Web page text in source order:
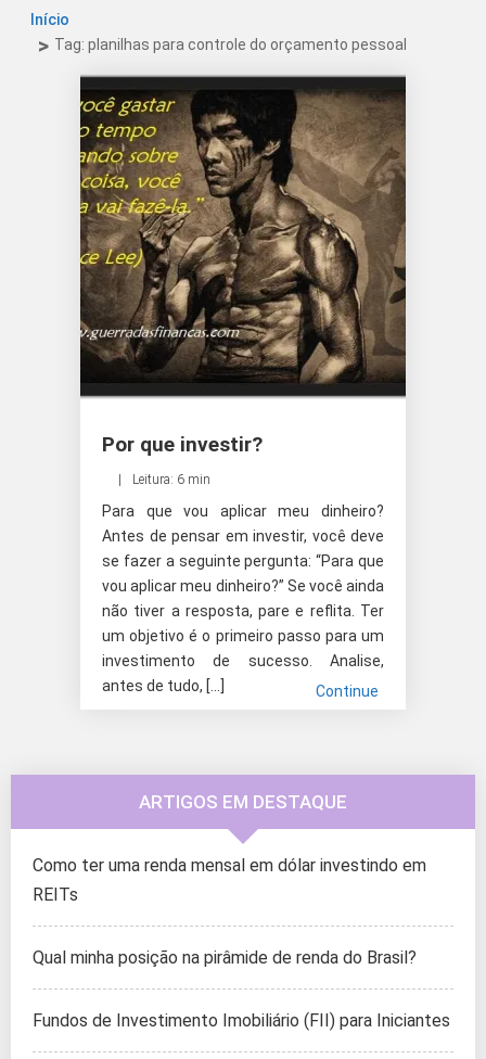
Início
Tag: planilhas para controle do orçamento pessoal
Por que investir?
Leitura: 6 min
Para que vou aplicar meu dinheiro?
Antes de pensar em investir, você deve
se fazer a seguinte pergunta: “Para que
vou aplicar meu dinheiro?” Se você ainda
não tiver a resposta, pare e reflita. Ter
um objetivo é o primeiro passo para um
investimento de sucesso. Analise,
antes de tudo, […]
Continue
ARTIGOS EM DESTAQUE
Como ter uma renda mensal em dólar investindo em
REITs
Qual minha posição na pirâmide de renda do Brasil?
Fundos de Investimento Imobiliário (FII) para Iniciantes